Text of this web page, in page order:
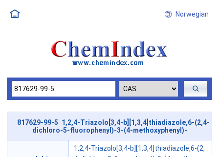
Norwegian
817629-99-5 1,2,4-Triazolo[3,4-b][1,3,4]thiadiazole,6-(2,4-
dichloro-5-fluorophenyl)-3-(4-methoxyphenyl)-
1,2,4-Triazolo[3,4-b][1,3,4]thiadiazole,6-(2,